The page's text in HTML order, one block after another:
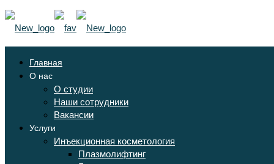
Главная
О нас
О студии
Наши сотрудники
Вакансии
Услуги
Инъекционная косметология
Плазмолифтинг